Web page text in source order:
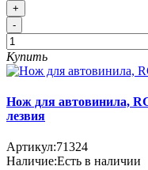
+
-
Купить
Нож для автовинила,
лезвия
Артикул:71324
Наличие:Есть в наличии